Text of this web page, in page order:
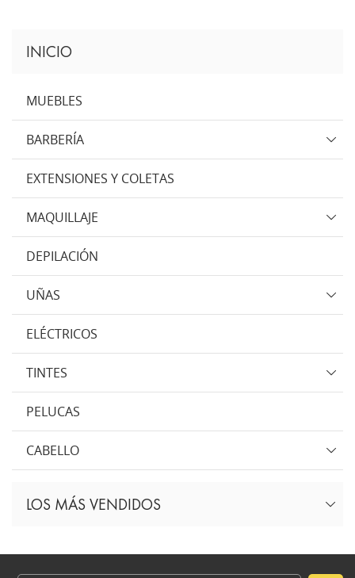
INICIO
MUEBLES
BARBERÍA
EXTENSIONES Y COLETAS
MAQUILLAJE
DEPILACIÓN
UÑAS
ELÉCTRICOS
TINTES
PELUCAS
CABELLO
LOS MÁS VENDIDOS